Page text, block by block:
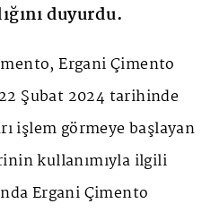
duyurdu.
Ergani Çimento
Şubat 2024 tarihinde
işlem görmeye başlayan
kullanımıyla ilgili
Ergani Çimento